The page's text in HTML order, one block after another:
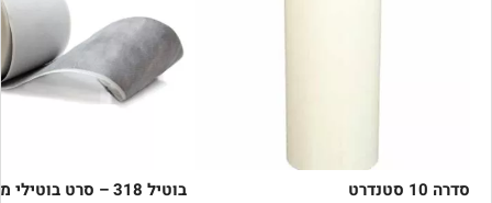
סדרה 10 סטנדרט בוטיל 318 – סרט בוטילי מצופה בד